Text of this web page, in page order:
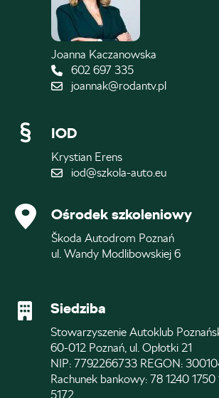
Joanna Kaczanowska
602 697 335
joannak@rodantv.pl
IOD
Krystian Erens
iod@szkola-auto.eu
Ośrodek szkoleniowy
Škoda Autodrom Poznań
ul. Wandy Modlibowskiej 6
Siedziba
Stowarzyszenie Autoklub
60-012 Poznań, ul. Opłotki 21
NIP: 7792266733 REGON:
Rachunek bankowy: 78 1240 1750
5172